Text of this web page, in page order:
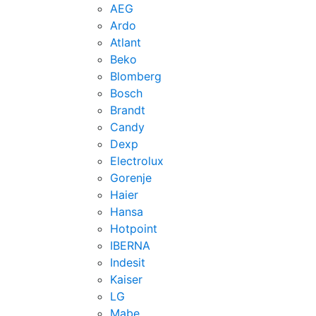
AEG
Ardo
Atlant
Beko
Blomberg
Bosch
Brandt
Candy
Dexp
Electrolux
Gorenje
Haier
Hansa
Hotpoint
IBERNA
Indesit
Kaiser
LG
Mabe